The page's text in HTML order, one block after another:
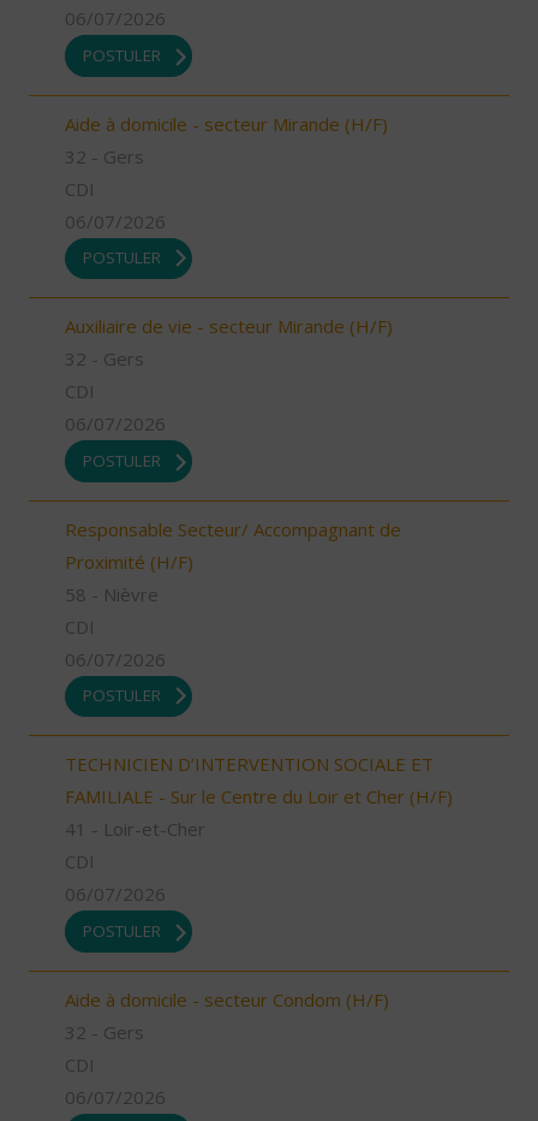
06/07/2026
POSTULER
Aide à domicile - secteur Mirande (H/F)
32 - Gers
CDI
06/07/2026
POSTULER
Auxiliaire de vie - secteur Mirande (H/F)
32 - Gers
CDI
06/07/2026
POSTULER
Responsable Secteur/ Accompagnant de
Proximité (H/F)
58 - Nièvre
CDI
06/07/2026
POSTULER
TECHNICIEN D’INTERVENTION SOCIALE ET
FAMILIALE - Sur le Centre du Loir et Cher (H/F)
41 - Loir-et-Cher
CDI
06/07/2026
POSTULER
Aide à domicile - secteur Condom (H/F)
32 - Gers
CDI
06/07/2026